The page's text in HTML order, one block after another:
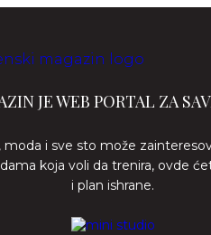
JE WEB PORTAL ZA
i sve sto može
koja voli da trenira, ovde
i plan ishrane.